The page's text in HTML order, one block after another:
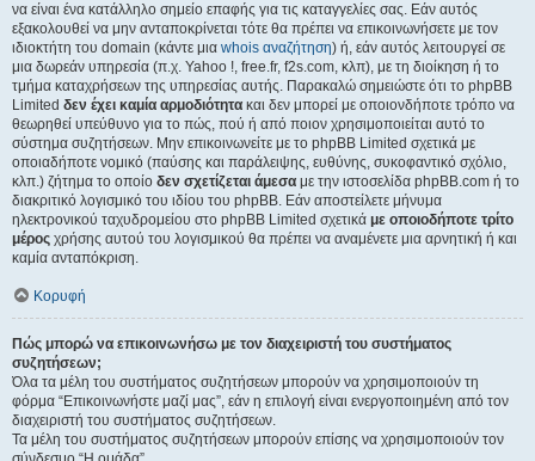
να είναι ένα κατάλληλο σημείο επαφής για τις καταγγελίες σας. Εάν αυτός
εξακολουθεί να μην ανταποκρίνεται τότε θα πρέπει να επικοινωνήσετε με τον
ιδιοκτήτη του domain (κάντε μια whois αναζήτηση) ή, εάν αυτός λειτουργεί σε
μια δωρεάν υπηρεσία (π.χ. Yahoo !, free.fr, f2s.com, κλπ), με τη διοίκηση ή το
τμήμα καταχρήσεων της υπηρεσίας αυτής. Παρακαλώ σημειώστε ότι το phpBB
Limited δεν έχει καμία αρμοδιότητα και δεν μπορεί με οποιονδήποτε τρόπο να
θεωρηθεί υπεύθυνο για το πώς, πού ή από ποιον χρησιμοποιείται αυτό το
σύστημα συζητήσεων. Μην επικοινωνείτε με το phpBB Limited σχετικά με
οποιαδήποτε νομικό (παύσης και παράλειψης, ευθύνης, συκοφαντικό σχόλιο,
κλπ.) ζήτημα το οποίο δεν σχετίζεται άμεσα με την ιστοσελίδα phpBB.com ή το
διακριτικό λογισμικό του ιδίου του phpBB. Εάν αποστείλετε μήνυμα
ηλεκτρονικού ταχυδρομείου στο phpBB Limited σχετικά με οποιοδήποτε τρίτο
μέρος χρήσης αυτού του λογισμικού θα πρέπει να αναμένετε μια αρνητική ή και
καμία ανταπόκριση.
Κορυφή
Πώς μπορώ να επικοινωνήσω με τον διαχειριστή του συστήματος
συζητήσεων;
Όλα τα μέλη του συστήματος συζητήσεων μπορούν να χρησιμοποιούν τη
φόρμα “Επικοινωνήστε μαζί μας”, εάν η επιλογή είναι ενεργοποιημένη από τον
διαχειριστή του συστήματος συζητήσεων.
Τα μέλη του συστήματος συζητήσεων μπορούν επίσης να χρησιμοποιούν τον